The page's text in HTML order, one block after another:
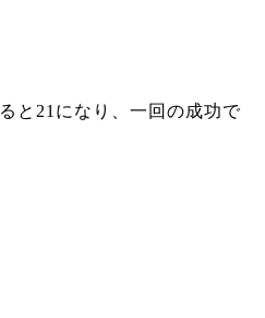
と21になり、一回の成功で